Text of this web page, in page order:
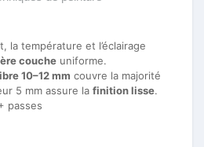
la température et l’éclairage
couche uniforme.
10–12 mm couvre la majorité
5 mm assure la finition lisse.
passes